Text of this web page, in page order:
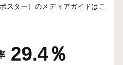
スター）のメディアガイドはこ
29.4％